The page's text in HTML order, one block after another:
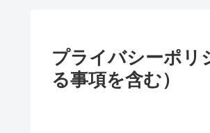
プライバシーポリ
る事項を含む）